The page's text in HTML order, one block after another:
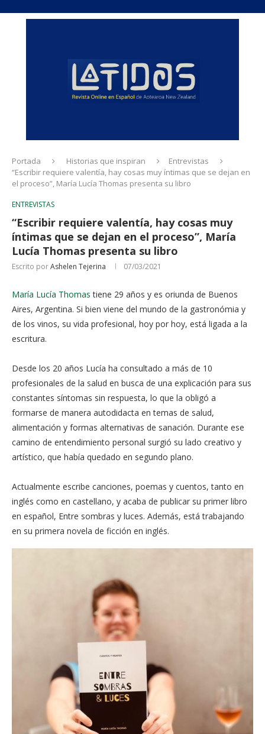
Portada Historias que inspiran
Entrevistas
“Escribir requiere valentía, hay cosas muy íntimas que se dejan en
el proceso”, María Lucía Thomas presenta su libro
ENTREVISTAS
“Escribir requiere valentía, hay cosas muy
íntimas que se dejan en el proceso”, María
Lucía Thomas presenta su libro
Escrito porAshelen Tejerina 07/03/2021
María Lucía Thomas tiene 29 años y es oriunda de Buenos
Aires, Argentina. Si bien viene del mundo de la gastronómia y
de los vinos, su vida profesional, hoy por hoy, está ligada a la
escritura.
Desde los 20 años Lucía ha consultado a más de 10
profesionales de la salud en busca de una explicación para sus
constantes síntomas sin respuesta, lo que la obligó a
formarse de manera autodidacta en temas de salud,
alimentación y formas alternativas de sanación. Durante ese
camino de entendimiento personal surgió su lado creativo y
artístico, que había quedado en segundo plano.
Actualmente escribe canciones, poemas y cuentos, tanto en
inglés como en castellano, y acaba de publicar su primer libro
en español, Entre sombras y luces. Además, está trabajando
en su primera novela de ficción en inglés.